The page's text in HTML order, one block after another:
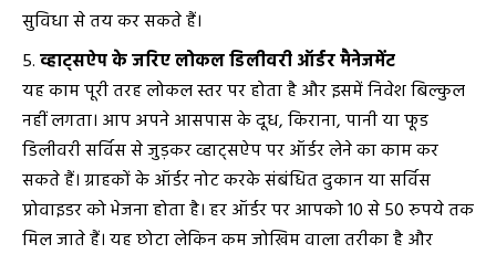
सुविधा से तय कर सकते हैं।
व्हाट्सऐप के जरिए लोकल डिलीवरी ऑर्डर मैनेजमेंट
यह काम पूरी तरह लोकल स्तर पर होता है और इसमें निवेश बिल्कुल
नहीं लगता। आप अपने आसपास के दूध, किराना, पानी या फूड
डिलीवरी सर्विस से जुड़कर व्हाट्सऐप पर ऑर्डर लेने का काम कर
सकते हैं। ग्राहकों के ऑर्डर नोट करके संबंधित दुकान या सर्विस
प्रोवाइडर को भेजना होता है। हर ऑर्डर पर आपको 10 से 50 रुपये तक
मिल जाते हैं। यह छोटा लेकिन कम जोखिम वाला तरीका है और